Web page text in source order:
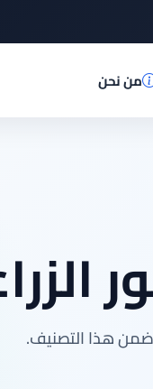
من نحن
ضمن هذا التصنيف.